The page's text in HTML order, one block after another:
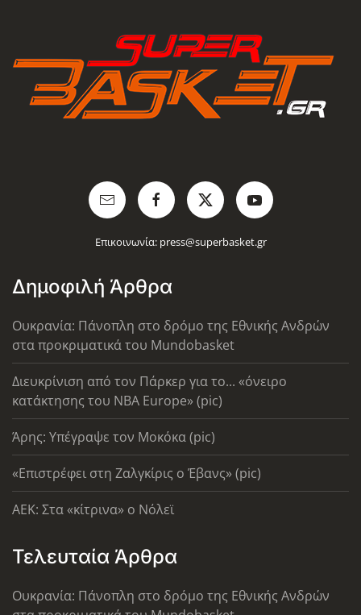
Επικοινωνία: press@superbasket.gr
Δημοφιλή Άρθρα
Ουκρανία: Πάνοπλη στο δρόμο της Εθνικής Ανδρών
στα προκριματικά του Mundobasket
Διευκρίνιση από τον Πάρκερ για το... «όνειρο
κατάκτησης του ΝΒΑ Europe» (pic)
Άρης: Υπέγραψε τον Μοκόκα (pic)
«Επιστρέφει στη Ζαλγκίρις ο Έβανς» (pic)
AEK: Στα «κίτρινα» ο Νόλεϊ
Τελευταία Άρθρα
Ουκρανία: Πάνοπλη στο δρόμο της Εθνικής Ανδρών